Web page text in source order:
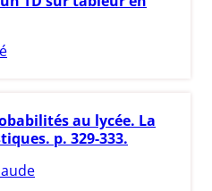
au lycée. La
p. 329-333.